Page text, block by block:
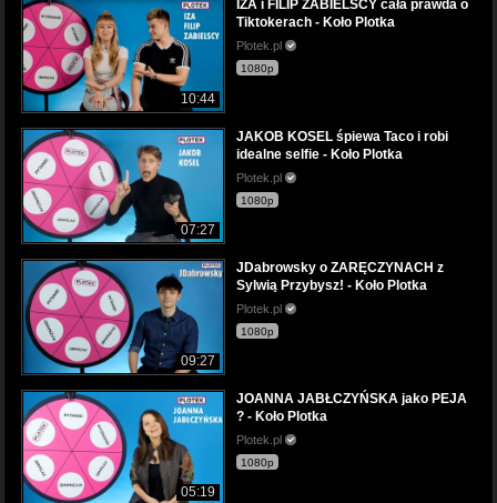
10:44
IZA i FILIP ZABIELSCY cała prawda o
Tiktokerach - Koło Plotka
Plotek.pl
1080p
07:27
JAKOB KOSEL śpiewa Taco i robi
idealne selfie - Koło Plotka
Plotek.pl
1080p
09:27
JDabrowsky o ZARĘCZYNACH z
Sylwią Przybysz! - Koło Plotka
Plotek.pl
1080p
05:19
JOANNA JABŁCZYŃSKA jako PEJA
? - Koło Plotka
Plotek.pl
1080p